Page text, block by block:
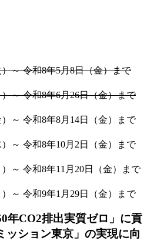
～ 令和8年5月8日（金）まで
～ 令和8年6月26日（金）まで
～ 令和8年8月14日（金）まで
～ 令和8年10月2日（金）まで
～ 令和8年11月20日（金）まで
～ 令和9年1月29日（金）まで
年CO2排出実質ゼロ」に貢
ッション東京」の実現に向